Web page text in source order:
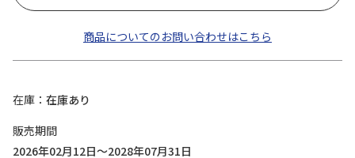
商品についてのお問い合わせはこちら
在庫
在庫あり
販売期間
2026年02月12日～2028年07月31日